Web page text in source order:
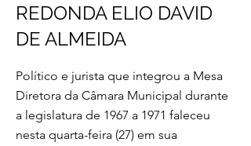
REDONDA ELIO DAVID
DE ALMEIDA
Político e jurista que integrou a Mesa
Diretora da Câmara Municipal durante
a legislatura de 1967 a 1971 faleceu
nesta quarta-feira (27) em sua